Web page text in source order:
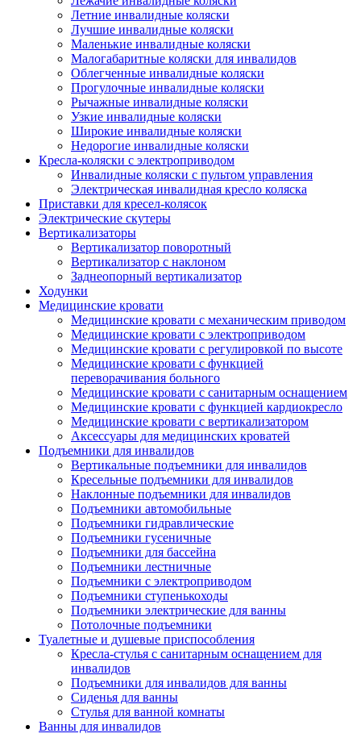
Летние инвалидные коляски
Лучшие инвалидные коляски
Маленькие инвалидные коляски
Малогабаритные коляски для инвалидов
Облегченные инвалидные коляски
Прогулочные инвалидные коляски
Рычажные инвалидные коляски
Узкие инвалидные коляски
Широкие инвалидные коляски
Недорогие инвалидные коляски
Кресла-коляски с электроприводом
Инвалидные коляски с пультом управления
Электрическая инвалидная кресло коляска
Приставки для кресел-колясок
Электрические скутеры
Вертикализаторы
Вертикализатор поворотный
Вертикализатор с наклоном
Заднеопорный вертикализатор
Ходунки
Медицинские кровати
Медицинские кровати с механическим приводом
Медицинские кровати с электроприводом
Медицинские кровати с регулировкой по высоте
Медицинские кровати с функцией
переворачивания больного
Медицинские кровати с санитарным оснащением
Медицинские кровати с функцией кардиокресло
Медицинские кровати с вертикализатором
Аксессуары для медицинских кроватей
Подъемники для инвалидов
Вертикальные подъемники для инвалидов
Кресельные подъемники для инвалидов
Наклонные подъемники для инвалидов
Подъемники автомобильные
Подъемники гидравлические
Подъемники гусеничные
Подъемники для бассейна
Подъемники лестничные
Подъемники с электроприводом
Подъемники ступенькоходы
Подъемники электрические для ванны
Потолочные подъемники
Туалетные и душевые приспособления
Кресла-стулья с санитарным оснащением для
инвалидов
Подъемники для инвалидов для ванны
Сиденья для ванны
Стулья для ванной комнаты
Ванны для инвалидов